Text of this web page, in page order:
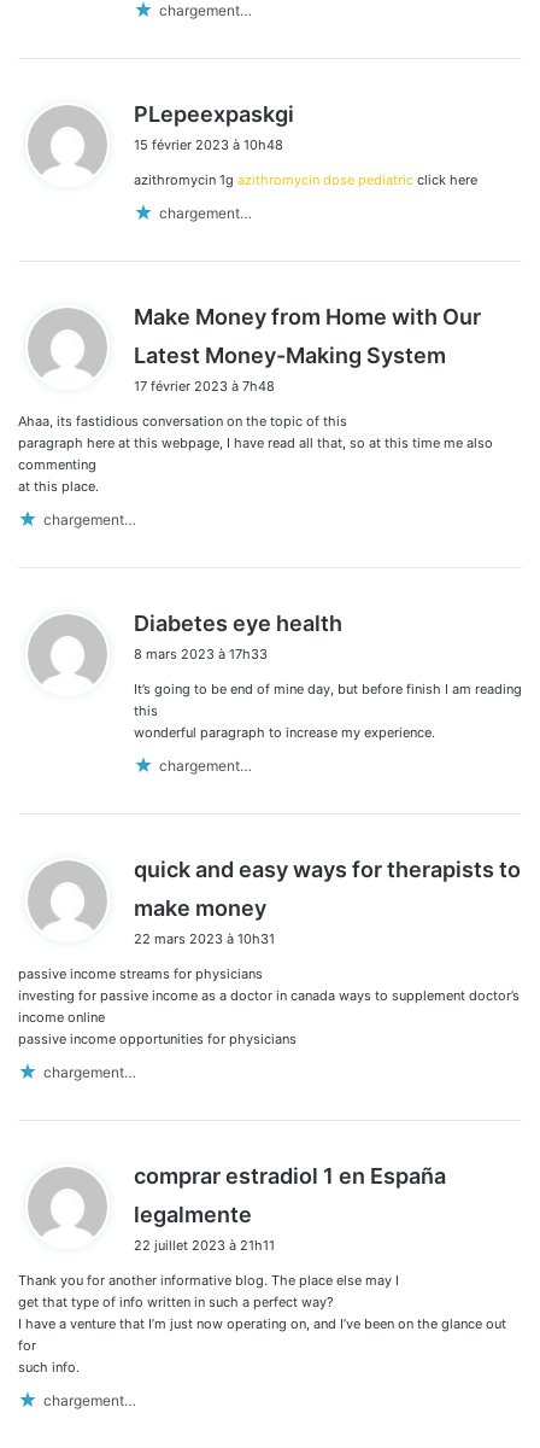
chargement…
PLepeexpaskgi
15 février 2023 à 10h48
azithromycin 1g azithromycin dose pediatric click here
chargement…
Make Money from Home with Our
Latest Money-Making System
:
17 février 2023 à 7h48
Ahaa, its fastidious conversation on the topic of this
paragraph here at this webpage, I have read all that, so at this time me also
commenting
at this place.
chargement…
Diabetes eye health
8 mars 2023 à 17h33
It’s going to be end of mine day, but before finish I am reading
this
wonderful paragraph to increase my experience.
chargement…
quick and easy ways for therapists to
make money
t
:
22 mars 2023 à 10h31
passive income streams for physicians
investing for passive income as a doctor in canada ways to supplement doctor’s
income online
passive income opportunities for physicians
chargement…
comprar estradiol 1 en España
legalmente
t
:
22 juillet 2023 à 21h11
Thank you for another informative blog. The place else may I
get that type of info written in such a perfect way?
I have a venture that I’m just now operating on, and I’ve been on the glance out
for
such info.
chargement…